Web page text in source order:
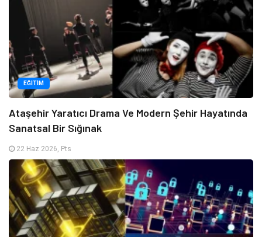
EĞITIM
Ataşehir Yaratıcı Drama Ve Modern Şehir Hayatında
Sanatsal Bir Sığınak
22 Haz 2026, Pts